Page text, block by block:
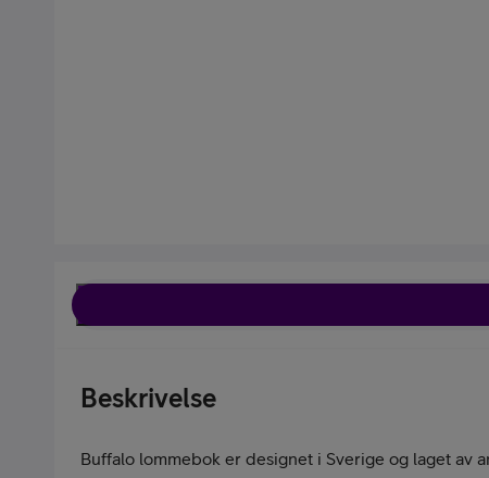
Pakketilbud
Beskrivelse
Buffalo lommebok er designet i Sverige og laget av